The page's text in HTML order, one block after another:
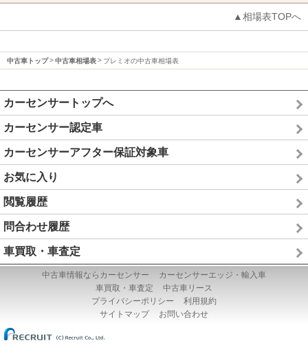
▲相場表TOPへ
中古車トップ 中古車相場表 プレミオの中古車相場表
カーセンサートップへ
カーセンサー認定車
カーセンサーアフター保証対象車
お気に入り
閲覧履歴
問合わせ履歴
車買取・車査定
中古車情報ならカーセンサー
カーセンサーエッジ・輸入車
車買取・車査定
中古車リース
プライバシーポリシー
利用規約
サイトマップ
お問い合わせ